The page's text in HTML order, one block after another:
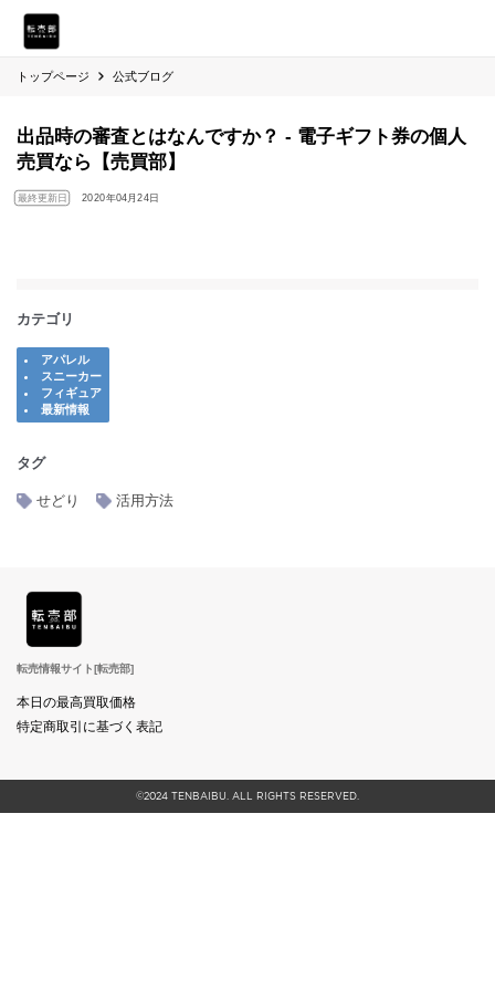
トップページ 公式ブログ
出品時の審査とはなんですか？ - 電子ギフト券の個人
売買なら【売買部】
最終更新日 2020年04月24日
カテゴリ
アパレル
スニーカー
フィギュア
最新情報
タグ
せどり 活用方法
転売情報サイト[転売部]
本日の最高買取価格
特定商取引に基づく表記
©2024 TENBAIBU. ALL RIGHTS RESERVED.